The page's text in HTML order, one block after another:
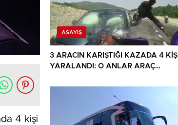
4 kişi
ASAYIŞ
3 ARACIN KARIŞTIĞI KAZADA 4 KİŞİ
YARALANDI: O ANLAR ARAÇ